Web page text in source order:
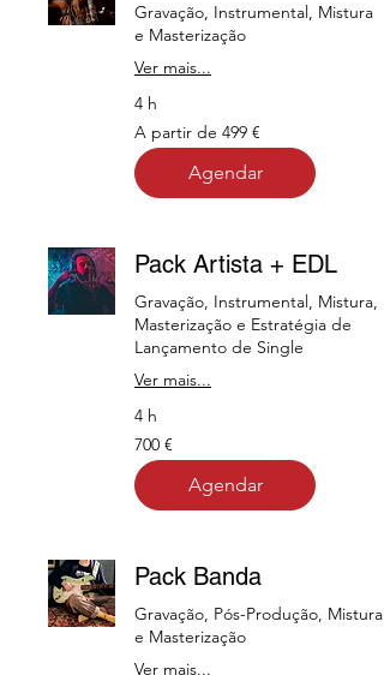
Gravação, Instrumental, Mistura
e Masterização
Ver mais...
4 h
A
partir
de
499
euros
A partir de 499 €
Agendar
Pack Artista + EDL
Gravação, Instrumental, Mistura,
Masterização e Estratégia de
Lançamento de Single
Ver mais...
4 h
700
euros
700 €
Agendar
Pack Banda
Gravação, Pós-Produção, Mistura
e Masterização
Ver mais...